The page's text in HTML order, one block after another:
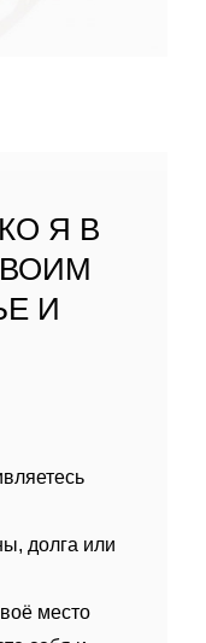
Я В
И
долга или
место